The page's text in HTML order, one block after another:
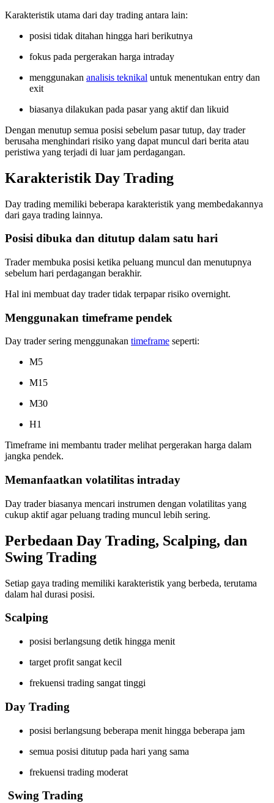
Karakteristik utama dari day trading antara lain:
posisi tidak ditahan hingga hari berikutnya
fokus pada pergerakan harga intraday
menggunakan analisis teknikal untuk menentukan entry dan
exit
biasanya dilakukan pada pasar yang aktif dan likuid
Dengan menutup semua posisi sebelum pasar tutup, day trader
berusaha menghindari risiko yang dapat muncul dari berita atau
peristiwa yang terjadi di luar jam perdagangan.
Karakteristik Day Trading
Day trading memiliki beberapa karakteristik yang membedakannya
dari gaya trading lainnya.
Posisi dibuka dan ditutup dalam satu hari
Trader membuka posisi ketika peluang muncul dan menutupnya
sebelum hari perdagangan berakhir.
Hal ini membuat day trader tidak terpapar risiko overnight.
Menggunakan timeframe pendek
Day trader sering menggunakan timeframe seperti:
M5
M15
M30
H1
Timeframe ini membantu trader melihat pergerakan harga dalam
jangka pendek.
Memanfaatkan volatilitas intraday
Day trader biasanya mencari instrumen dengan volatilitas yang
cukup aktif agar peluang trading muncul lebih sering.
Perbedaan Day Trading, Scalping, dan
Swing Trading
Setiap gaya trading memiliki karakteristik yang berbeda, terutama
dalam hal durasi posisi.
Scalping
posisi berlangsung detik hingga menit
target profit sangat kecil
frekuensi trading sangat tinggi
Day Trading
posisi berlangsung beberapa menit hingga beberapa jam
semua posisi ditutup pada hari yang sama
frekuensi trading moderat
Swing Trading